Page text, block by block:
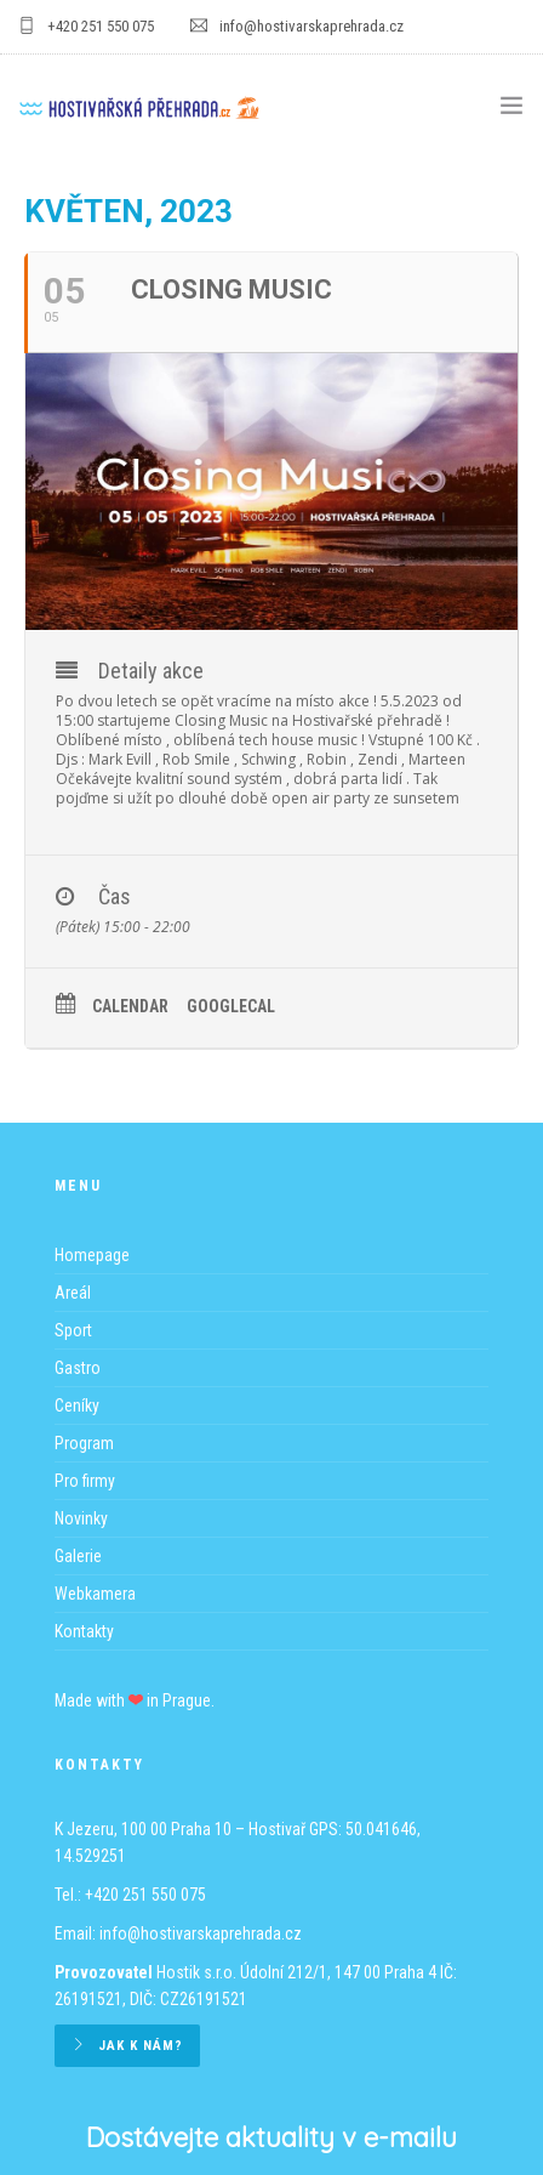
+420 251 550 075 info@hostivarskaprehrada.cz
SPORT
CENÍKY
GASTRO
PRO FIRMY
PROGRAM
NOVINKY
GALERIE
WEBKAMERA
KONTAKTY
KVĚTEN, 2023
05
05
CLOSING MUSIC
Detaily akce
Po dvou letech se opět vracíme na místo akce ! 5.5.2023 od
15:00 startujeme Closing Music na Hostivařské přehradě !
Oblíbené místo , oblíbená tech house music ! Vstupné 100 Kč .
Djs : Mark Evill , Rob Smile , Schwing , Robin , Zendi , Marteen
Očekávejte kvalitní sound systém , dobrá parta lidí . Tak
pojďme si užít po dlouhé době open air party ze sunsetem
Čas
(Pátek) 15:00 - 22:00
CALENDAR GOOGLECAL
MENU
Homepage
Areál
Sport
Gastro
Ceníky
Program
Pro firmy
Novinky
Galerie
Webkamera
Kontakty
Made with in Prague.
KONTAKTY
K Jezeru, 100 00 Praha 10 – HostivařGPS: 50.041646,
14.529251
Tel.: +420 251 550 075
Email: info@hostivarskaprehrada.cz
Provozovatel
Hostik s.r.o. Údolní 212/1, 147 00 Praha 4 IČ:
26191521, DIČ: CZ26191521
JAK K NÁM?
Dostávejte aktuality v e-mailu